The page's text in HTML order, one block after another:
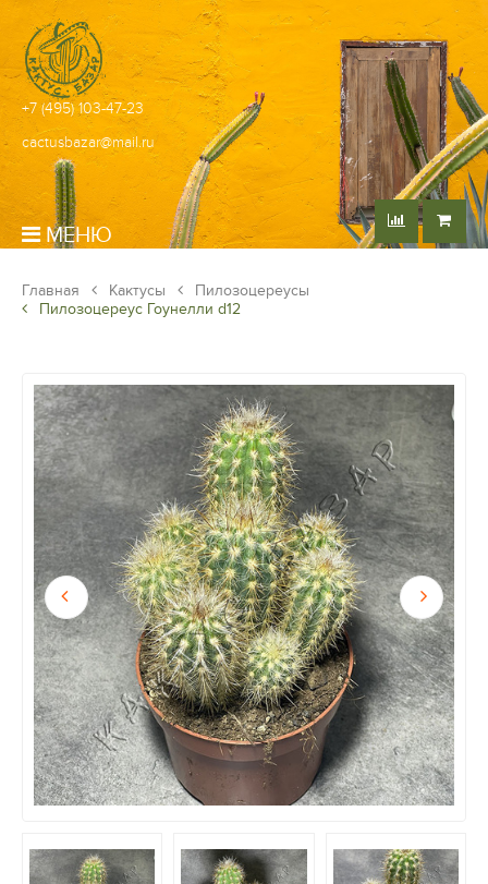
+7 (495) 103-47-23
cactusbazar@mail.ru
МЕНЮ
Главная Кактусы
Пилозоцереусы
Пилозоцереус Гоунелли d12